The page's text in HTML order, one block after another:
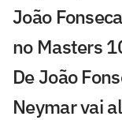
João
no Masters
De João
Neymar vai